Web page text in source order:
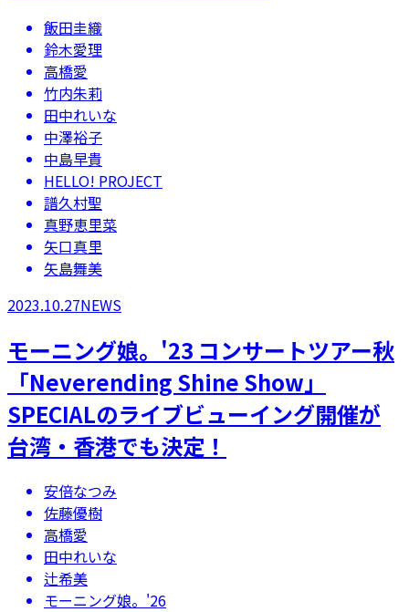
飯田圭織
鈴木愛理
高橋愛
竹内朱莉
田中れいな
中澤裕子
中島早貴
HELLO! PROJECT
譜久村聖
真野恵里菜
矢口真里
矢島舞美
2023.10.27NEWS
モーニング娘。'23 コンサートツアー秋
「Neverending Shine Show」
SPECIALのライブビューイング開催が
台湾・香港でも決定！
安倍なつみ
佐藤優樹
高橋愛
田中れいな
辻希美
モーニング娘。'26